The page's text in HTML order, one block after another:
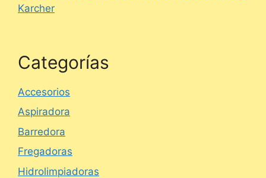
Karcher
Categorías
Accesorios
Aspiradora
Barredora
Fregadoras
Hidrolimpiadoras